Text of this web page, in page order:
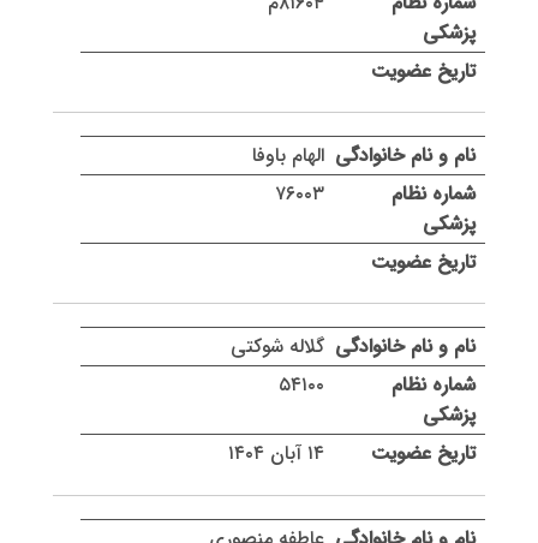
الهام باوفا
۷۶۰۰۳
گلاله شوکتی
۵۴۱۰۰
۱۴ آبان ۱۴۰۴